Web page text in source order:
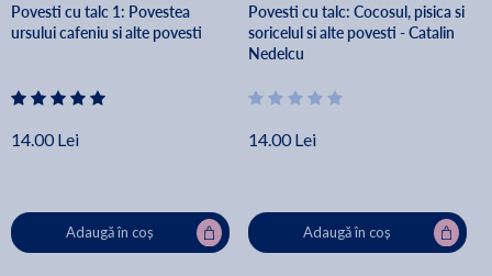
Povesti cu talc 1: Povestea
ursului cafeniu si alte povesti
14.00 Lei
Adaugă în coș
Povesti cu talc: Cocosul, pisica si
soricelul si alte povesti - Catalin
Nedelcu
14.00 Lei
Adaugă în coș